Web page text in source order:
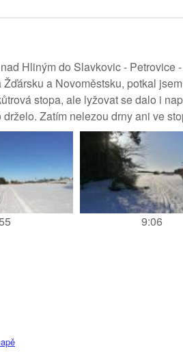
Hliným do Slavkovic - Petrovice
a Novoměstsku, potkal
stopa, ale lyžovat se dalo i
Zatím nelezou drny ani ve
9:06